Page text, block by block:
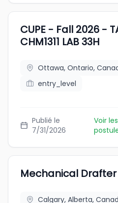
CUPE - Fall 2026 -
CHM1311 LAB 33H
Ottawa, Ontario,
entry_level
Publié le
7/31/2026
Voir
Mechanical
Calgary, Alberta,